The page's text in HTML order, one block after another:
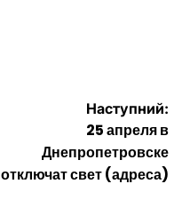
Наступний:
25 апреля в
Днепропетровске
отключат свет (адреса)